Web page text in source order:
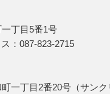
丁目5番1号
：087-823-2715
一丁目2番20号（サンク